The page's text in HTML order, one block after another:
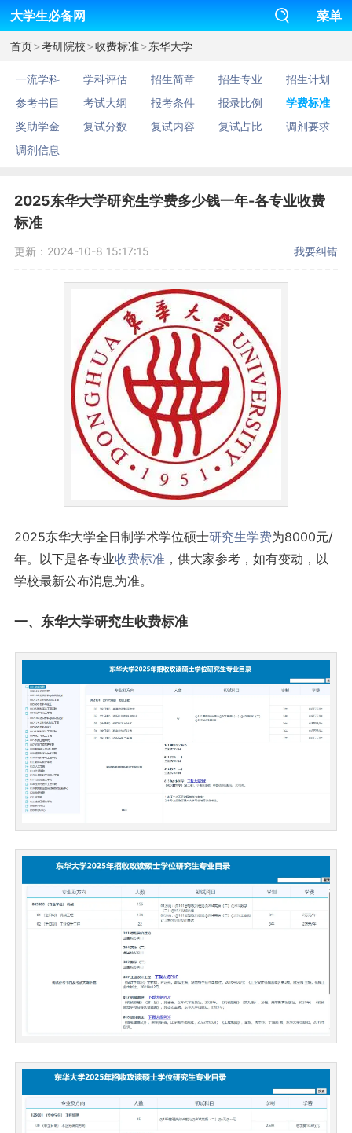
大学生必备网 菜单
首页>考研院校>收费标准>东华大学
一流学科 学科评估 招生简章 招生专业
招生计划
参考书目
考试大纲 报考条件 报录比例
学费标准
奖助学金
复试分数 复试内容 复试占比
调剂要求
调剂信息
2025东华大学研究生学费多少钱一年-各专业收费
标准
更新：2024-10-8 15:17:15 我要纠错
2025东华大学全日制学术学位硕士研究生学费为8000元/
年。以下是各专业收费标准，供大家参考，如有变动，以
学校最新公布消息为准。
一、东华大学研究生收费标准